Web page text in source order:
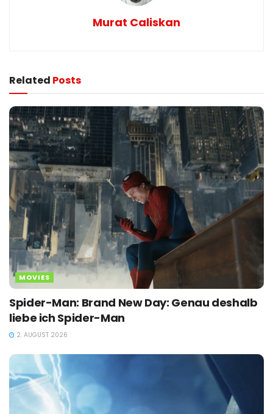
Murat Caliskan
Related Posts
MOVIES
Spider-Man: Brand New Day: Genau deshalb
liebe ich Spider-Man
2. AUGUST 2026